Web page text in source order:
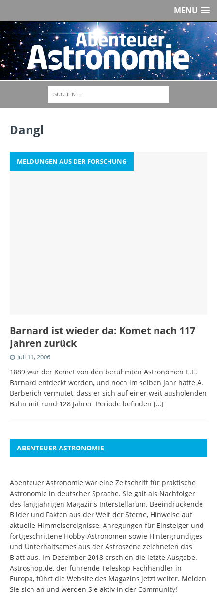
MENU
Dangl
MELDUNGEN AUS DER FORSCHUNG
Barnard ist wieder da: Komet nach 117
Jahren zurück
Juli 11, 2006
1889 war der Komet von den berühmten Astronomen E.E.
Barnard entdeckt worden, und noch im selben Jahr hatte A.
Berberich vermutet, dass er sich auf einer weit ausholenden
Bahn mit rund 128 Jahren Periode befinden […]
ABENTEUER ASTRONOMIE
Abenteuer Astronomie war eine Zeitschrift für praktische
Astronomie in deutscher Sprache. Sie galt als Nachfolger
des langjährigen Magazins Interstellarum. Beeindruckende
Bilder und Fakten aus der Welt der Sterne, Hinweise auf
aktuelle Himmelsereignisse, Anregungen für Einsteiger und
fortgeschrittene Hobby-Astronomen sowie Hintergründiges
und Unterhaltsames aus der Astroszene zeichneten das
Blatt aus. Im Dezember 2018 erschien die letzte Ausgabe.
Astroshop.de, der führende Teleskop-Fachhändler in
Europa, führt die Website des Magazins jetzt weiter. Melden
Sie sich an und werden Sie aktiv in der Community!